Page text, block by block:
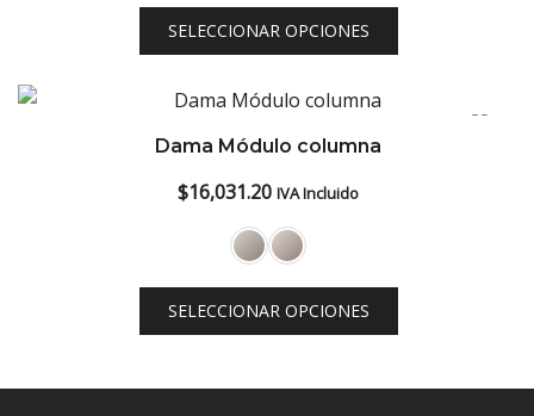
SELECCIONAR OPCIONES
Dama Módulo columna
$16,031.20 IVA Incluido
SELECCIONAR OPCIONES